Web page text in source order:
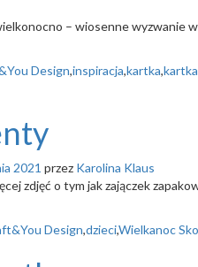
– wiosenne wyzwanie
Design,inspiracja,kartka,
2021 przez Karolina Klaus
zdjęć o tym jak zajączek
Design,dzieci,Wielkanoc